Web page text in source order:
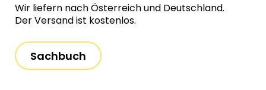
Wir liefern nach Österreich und Deutschland.
Der Versand ist kostenlos.
Sachbuch